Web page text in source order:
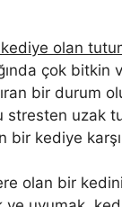
olan
çok
bir durum
stresten uzak
bir kediye
olan bir